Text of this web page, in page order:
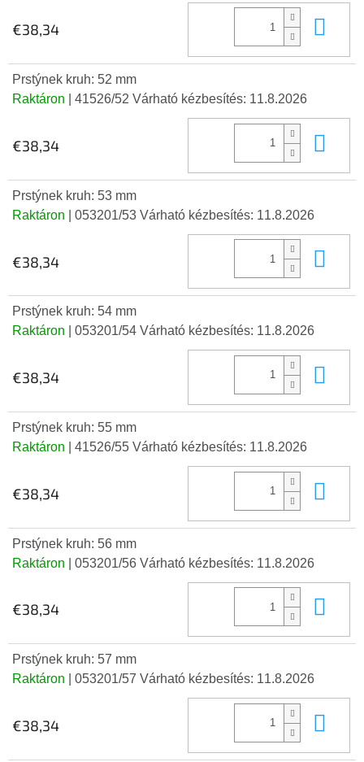
€38,34
Prstýnek kruh: 52 mm
Raktáron
| 41526/52 Várható kézbesítés: 11.8.2026
€38,34
Prstýnek kruh: 53 mm
Raktáron
| 053201/53 Várható kézbesítés: 11.8.2026
€38,34
Prstýnek kruh: 54 mm
Raktáron
| 053201/54 Várható kézbesítés: 11.8.2026
€38,34
Prstýnek kruh: 55 mm
Raktáron
| 41526/55 Várható kézbesítés: 11.8.2026
€38,34
Prstýnek kruh: 56 mm
Raktáron
| 053201/56 Várható kézbesítés: 11.8.2026
€38,34
Prstýnek kruh: 57 mm
Raktáron
| 053201/57 Várható kézbesítés: 11.8.2026
€38,34